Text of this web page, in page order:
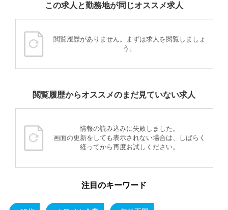
この求人と勤務地が同じオススメ求人
閲覧履歴がありません。まずは求人を閲覧しましょ
う。
閲覧履歴からオススメのまだ見ていない求人
情報の読み込みに失敗しました。
画面の更新をしても表示されない場合は、しばらく
経ってから再度お試しください。
注目のキーワード